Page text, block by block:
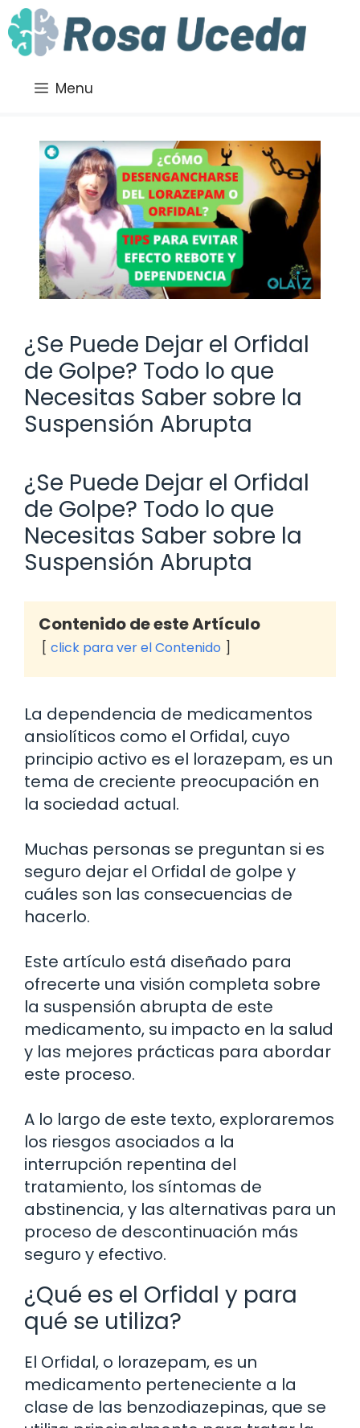
Saltar
al
contenido
Menu
¿Se Puede Dejar el Orfidal
de Golpe? Todo lo que
Necesitas Saber sobre la
Suspensión Abrupta
¿Se Puede Dejar el Orfidal
de Golpe? Todo lo que
Necesitas Saber sobre la
Suspensión Abrupta
Contenido de este Artículo
click para ver el Contenido
La dependencia de medicamentos
ansiolíticos como el Orfidal, cuyo
principio activo es el lorazepam, es un
tema de creciente preocupación en
la sociedad actual.
Muchas personas se preguntan si es
seguro dejar el Orfidal de golpe y
cuáles son las consecuencias de
hacerlo.
Este artículo está diseñado para
ofrecerte una visión completa sobre
la suspensión abrupta de este
medicamento, su impacto en la salud
y las mejores prácticas para abordar
este proceso.
A lo largo de este texto, exploraremos
los riesgos asociados a la
interrupción repentina del
tratamiento, los síntomas de
abstinencia, y las alternativas para un
proceso de descontinuación más
seguro y efectivo.
¿Qué es el Orfidal y para
qué se utiliza?
El Orfidal, o lorazepam, es un
medicamento perteneciente a la
clase de las benzodiazepinas, que se